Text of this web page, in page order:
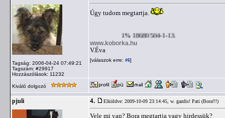
Tagság: 2006-04-24 07:49:21
Tagszám: #29917
Hozzászólások: 11232
Úgy tudom megtartja.
1% 18680504-1-13.
www.koborka.hu
V.Éva
[válaszok erre: #6]
Kiváló dolgozó
pjuli 4. Elküldve: 2009-10-09 23:14:45, w. gazdis! Pati (Bora!!!)
Vele mi van? Bora megtartja vagy hirdessük?